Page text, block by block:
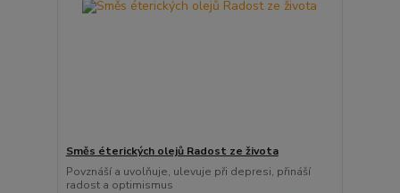
Směs éterických olejů Radost ze života
Povznáší a uvolňuje, ulevuje při depresi, přináší
radost a optimismus